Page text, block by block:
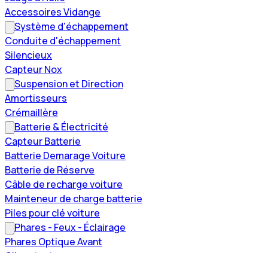
Accessoires Vidange
Système d'échappement
Conduite d'échappement
Silencieux
Capteur Nox
Suspension et Direction
Amortisseurs
Crémaillère
Batterie & Électricité
Capteur Batterie
Batterie Demarage Voiture
Batterie de Réserve
Câble de recharge voiture
Mainteneur de charge batterie
Piles pour clé voiture
Phares - Feux - Éclairage
Phares Optique Avant